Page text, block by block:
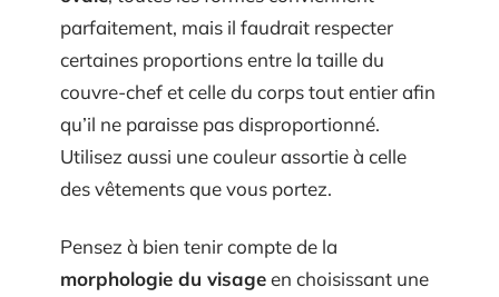
parfaitement, mais il faudrait respecter
certaines proportions entre la taille du
couvre-chef et celle du corps tout entier afin
qu’il ne paraisse pas disproportionné.
Utilisez aussi une couleur assortie à celle
des vêtements que vous portez.
Pensez à bien tenir compte de la
morphologie du visageen choisissant une